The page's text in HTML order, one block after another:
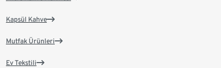
Kapsül Kahve
Mutfak Ürünleri
Ev Tekstili